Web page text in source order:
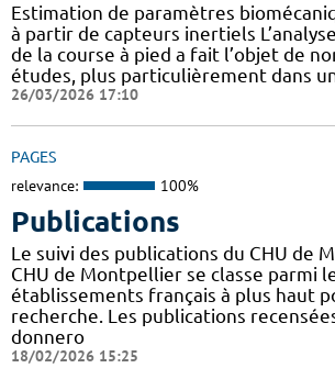
Estimation de paramètres
à partir de capteurs inertiels
de la course à pied a fait l’objet de
études, plus particulièrement dans
26/03/2026 17:10
PAGES
relevance: 100%
Publications
Le suivi des publications du CHU de
CHU de Montpellier se classe parmi
établissements français à plus haut
recherche. Les publications
donnero
18/02/2026 15:25